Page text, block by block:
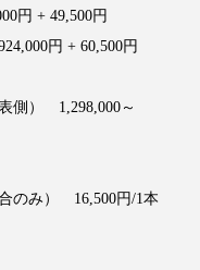
円 + 49,500円
円 + 60,500円
側） 1,298,000～
のみ） 16,500円/1本